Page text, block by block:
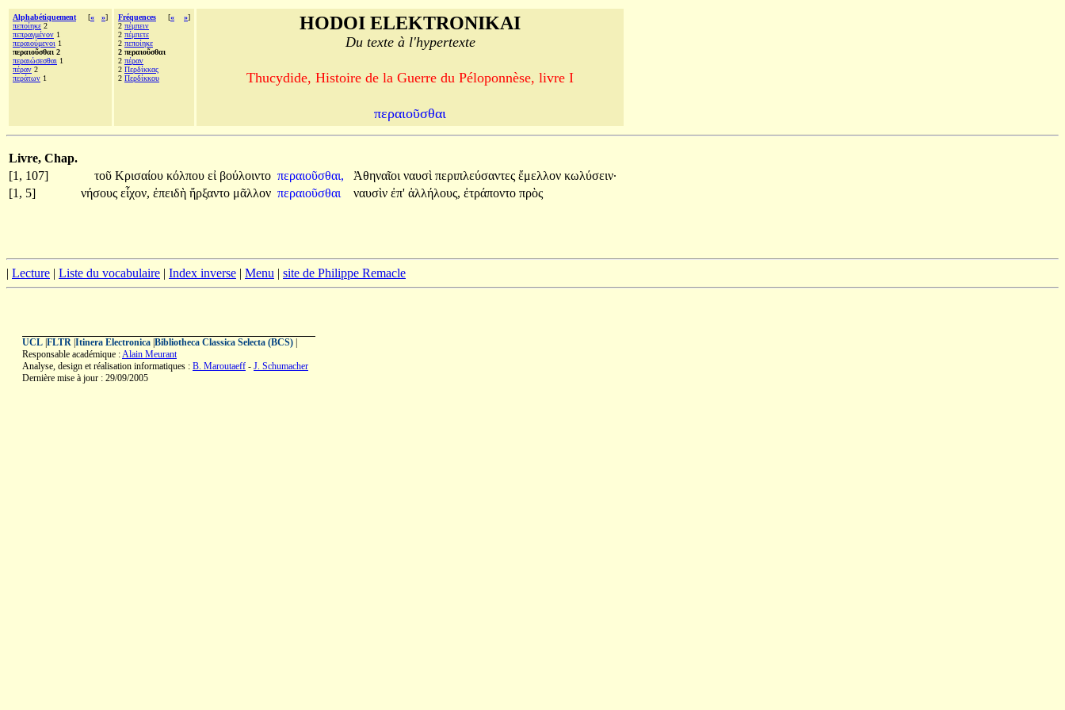
Alphabétiquement [« »]
πεποίηκε 2
πεπραγμένον 1
περαιούμενοι 1
περαιοῦσθαι 2
περαιώσεσθαι 1
πέραν 2
περάτων 1
Fréquences [« »]
2 πέμπειν
2 πέμπετε
2 πεποίηκε
2 περαιοῦσθαι
2 πέραν
2 Περδίκκας
2 Περδίκκου
HODOI ELEKTRONIKAI
Du texte à l'hypertexte
Thucydide, Histoire de la Guerre du Péloponnèse, livre I
περαιοῦσθαι
Livre, Chap.
[1, 107]
τοῦ Κρισαίου κόλπου εἰ βούλοιντο περαιοῦσθαι, Ἀθηναῖοι ναυσὶ περιπλεύσαντες ἔμελλον κωλύσειν·
[1, 5]
νήσους εἶχον, ἐπειδὴ ἤρξαντο μᾶλλον περαιοῦσθαι ναυσὶν ἐπ' ἀλλήλους, ἐτράποντο πρὸς
| Lecture | Liste du vocabulaire | Index inverse | Menu | site de Philippe Remacle
UCL FLTR Itinera Electronica Bibliotheca Classica Selecta (BCS)
Responsable académique :Alain Meurant
Analyse, design et réalisation informatiques : B. Maroutaeff - J. Schumacher
Dernière mise à jour : 29/09/2005